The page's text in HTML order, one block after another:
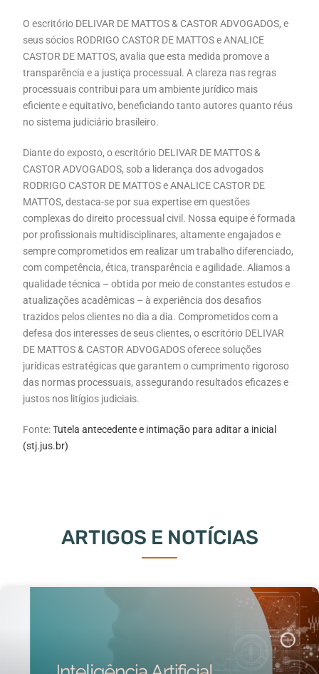
O escritório DELIVAR DE MATTOS & CASTOR ADVOGADOS, e
seus sócios RODRIGO CASTOR DE MATTOS e ANALICE
CASTOR DE MATTOS, avalia que esta medida promove a
transparência e a justiça processual. A clareza nas regras
processuais contribui para um ambiente jurídico mais
eficiente e equitativo, beneficiando tanto autores quanto réus
no sistema judiciário brasileiro.
Diante do exposto, o escritório DELIVAR DE MATTOS &
CASTOR ADVOGADOS, sob a liderança dos advogados
RODRIGO CASTOR DE MATTOS e ANALICE CASTOR DE
MATTOS, destaca-se por sua expertise em questões
complexas do direito processual civil. Nossa equipe é formada
por profissionais multidisciplinares, altamente engajados e
sempre comprometidos em realizar um trabalho diferenciado,
com competência, ética, transparência e agilidade. Aliamos a
qualidade técnica – obtida por meio de constantes estudos e
atualizações acadêmicas – à experiência dos desafios
trazidos pelos clientes no dia a dia. Comprometidos com a
defesa dos interesses de seus clientes, o escritório DELIVAR
DE MATTOS & CASTOR ADVOGADOS oferece soluções
jurídicas estratégicas que garantem o cumprimento rigoroso
das normas processuais, assegurando resultados eficazes e
justos nos litígios judiciais.
Fonte:Tutela antecedente e intimação para aditar a inicial
(stj.jus.br)
ARTIGOS E NOTÍCIAS